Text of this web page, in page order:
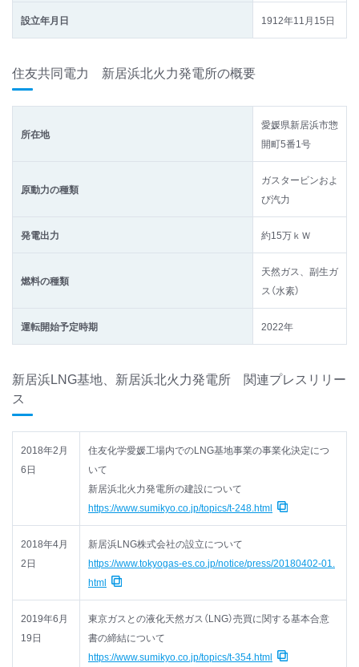
設立年月日 1912年11月15日
住友共同電力 新居浜北火力発電所の概要
所在地
愛媛県新居浜市惣
開町5番1号
原動力の種類
ガスタービンおよ
び汽力
発電出力 約15万ｋＷ
燃料の種類
天然ガス、副生ガ
ス（水素）
運転開始予定時期 2022年
新居浜LNG基地、新居浜北火力発電所 関連プレスリリー
ス
2018年2月
6日
住友化学愛媛工場内でのLNG基地事業の事業化決定につ
いて
新居浜北火力発電所の建設について
https://www.sumikyo.co.jp/topics/t-248.html
2018年4月
2日
新居浜LNG株式会社の設立について
https://www.tokyogas-es.co.jp/notice/press/20180402-01.
html
2019年6月
19日
東京ガスとの液化天然ガス（LNG）売買に関する基本合意
書の締結について
https://www.sumikyo.co.jp/topics/t-354.html